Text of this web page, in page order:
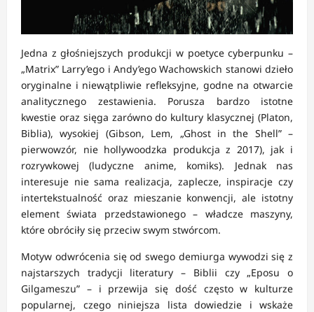
Jedna z głośniejszych produkcji w poetyce cyberpunku –
„Matrix” Larry’ego i Andy’ego Wachowskich stanowi dzieło
oryginalne i niewątpliwie refleksyjne, godne na otwarcie
analitycznego zestawienia. Porusza bardzo istotne
kwestie oraz sięga zarówno do kultury klasycznej (Platon,
Biblia), wysokiej (Gibson, Lem, „Ghost in the Shell” –
pierwowzór, nie hollywoodzka produkcja z 2017), jak i
rozrywkowej (ludyczne anime, komiks). Jednak nas
interesuje nie sama realizacja, zaplecze, inspiracje czy
intertekstualność oraz mieszanie konwencji, ale istotny
element świata przedstawionego – władcze maszyny,
które obróciły się przeciw swym stwórcom.
Motyw odwrócenia się od swego demiurga wywodzi się z
najstarszych tradycji literatury – Biblii czy „Eposu o
Gilgameszu” – i przewija się dość często w kulturze
popularnej, czego niniejsza lista dowiedzie i wskaże